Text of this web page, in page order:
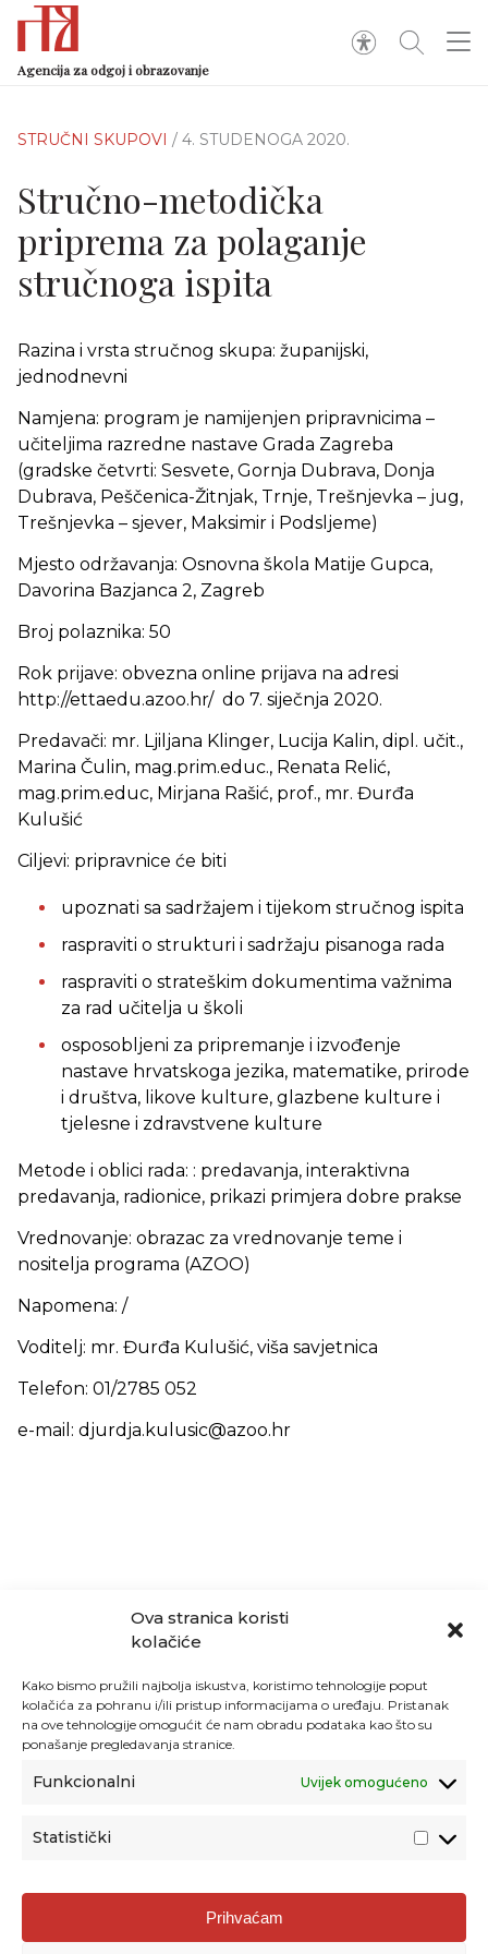
Ova stranica koristi
kolačiće
Kako bismo pružili najbolja iskustva, koristimo tehnologije poput
kolačića za pohranu i/ili pristup informacijama o uređaju. Pristanak
na ove tehnologije omogućit će nam obradu podataka kao što su
ponašanje pregledavanja stranice.
Funkcionalni Uvijek omogućeno
Statistički
Prihvaćam
Agencija za odgoj i obrazovanje
STRUČNI SKUPOVI / 4. STUDENOGA 2020.
Stručno-metodička
priprema za polaganje
stručnoga ispita
Razina i vrsta stručnog skupa: županijski,
jednodnevni
Namjena: program je namijenjen pripravnicima –
učiteljima razredne nastave Grada Zagreba
(gradske četvrti: Sesvete, Gornja Dubrava, Donja
Dubrava, Peščenica-Žitnjak, Trnje, Trešnjevka – jug,
Trešnjevka – sjever, Maksimir i Podsljeme)
Mjesto održavanja: Osnovna škola Matije Gupca,
Davorina Bazjanca 2, Zagreb
Broj polaznika: 50
Rok prijave: obvezna online prijava na adresi
http://ettaedu.azoo.hr/ do 7. siječnja 2020.
Predavači: mr. Ljiljana Klinger, Lucija Kalin, dipl. učit.,
Marina Čulin, mag.prim.educ., Renata Relić,
mag.prim.educ, Mirjana Rašić, prof., mr. Đurđa
Kulušić
Ciljevi: pripravnice će biti
upoznati sa sadržajem i tijekom stručnog ispita
raspraviti o strukturi i sadržaju pisanoga rada
raspraviti o strateškim dokumentima važnima
za rad učitelja u školi
osposobljeni za pripremanje i izvođenje
nastave hrvatskoga jezika, matematike, prirode
i društva, likove kulture, glazbene kulture i
tjelesne i zdravstvene kulture
Metode i oblici rada: : predavanja, interaktivna
predavanja, radionice, prikazi primjera dobre prakse
Vrednovanje: obrazac za vrednovanje teme i
nositelja programa (AZOO)
Napomena: /
Voditelj: mr. Đurđa Kulušić, viša savjetnica
Telefon: 01/2785 052
e-mail: djurdja.kulusic@azoo.hr
Agencija za odgoj i obrazovanje
Donje Svetice 38, 10000 Zagreb